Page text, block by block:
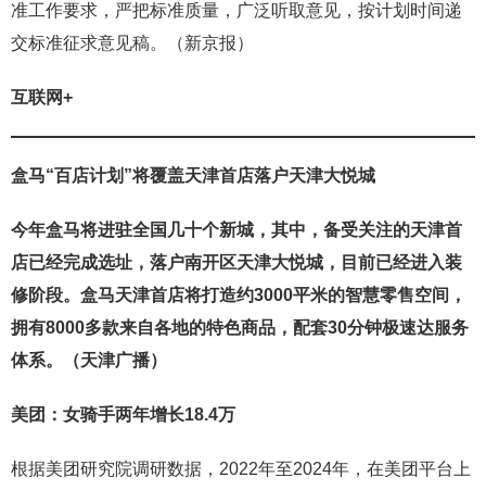
准工作要求，严把标准质量，广泛听取意见，按计划时间递
交标准征求意见稿。（新京报）
互联网+
盒马“百店计划”将覆盖天津首店落户天津大悦城
今年盒马将进驻全国几十个新城，其中，备受关注的天津首
店已经完成选址，落户南开区天津大悦城，目前已经进入装
修阶段。盒马天津首店将打造约3000平米的智慧零售空间，
拥有8000多款来自各地的特色商品，配套30分钟极速达服务
体系。（天津广播）
美团：女骑手两年增长18.4万
根据美团研究院调研数据，2022年至2024年，在美团平台上